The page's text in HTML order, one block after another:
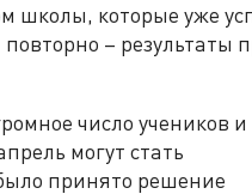
школы, которые уже
– результаты
число учеников и
могут стать
принято решение